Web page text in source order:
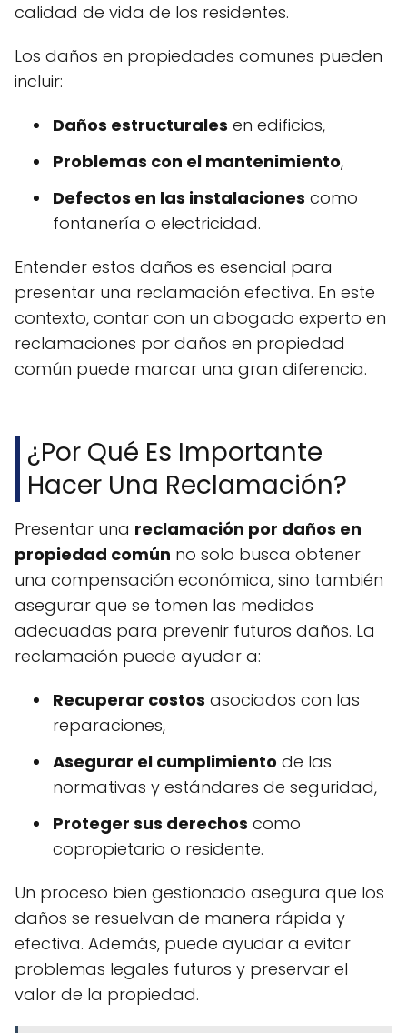
calidad de vida de los residentes.
Los daños en propiedades comunes pueden
incluir:
Daños estructurales en edificios,
Problemas con el mantenimiento,
Defectos en las instalaciones como
fontanería o electricidad.
Entender estos daños es esencial para
presentar una reclamación efectiva. En este
contexto, contar con un abogado experto en
reclamaciones por daños en propiedad
común puede marcar una gran diferencia.
¿Por Qué Es Importante
Hacer Una Reclamación?
Presentar una reclamación por daños en
propiedad común no solo busca obtener
una compensación económica, sino también
asegurar que se tomen las medidas
adecuadas para prevenir futuros daños. La
reclamación puede ayudar a:
Recuperar costos asociados con las
reparaciones,
Asegurar el cumplimiento de las
normativas y estándares de seguridad,
Proteger sus derechos como
copropietario o residente.
Un proceso bien gestionado asegura que los
daños se resuelvan de manera rápida y
efectiva. Además, puede ayudar a evitar
problemas legales futuros y preservar el
valor de la propiedad.